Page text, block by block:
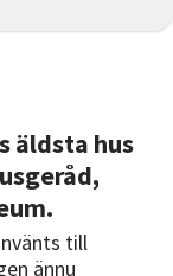
äldsta hus
till
ännu